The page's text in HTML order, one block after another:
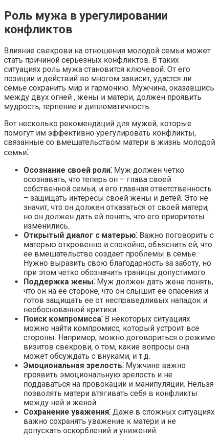
Роль мужа в урегулировании
конфликтов
Влияние свекрови на отношения молодой семьи может
стать причиной серьезных конфликтов.​ В таких
ситуациях роль мужа становится ключевой.​ От его
позиции и действий во многом зависит, удастся ли
семье сохранить мир и гармонию.​ Мужчина, оказавшись
между двух огней , жены и матери, должен проявить
мудрость, терпение и дипломатичность.​
Вот несколько рекомендаций для мужей, которые
помогут им эффективно урегулировать конфликты,
связанные со вмешательством матери в жизнь молодой
семьи⁚
Осознание своей роли⁚ Муж должен четко
осознавать, что теперь он – глава своей
собственной семьи, и его главная ответственность
– защищать интересы своей жены и детей.​ Это не
значит, что он должен отказаться от своей матери,
но он должен дать ей понять, что его приоритеты
изменились.​
Открытый диалог с матерью⁚ Важно поговорить с
матерью откровенно и спокойно, объяснить ей, что
ее вмешательство создает проблемы в семье.​
Нужно выразить свою благодарность за заботу, но
при этом четко обозначить границы допустимого.​
Поддержка жены⁚ Муж должен дать жене понять,
что он на ее стороне, что он слышит ее опасения и
готов защищать ее от несправедливых нападок и
необоснованной критики.​
Поиск компромисса⁚ В некоторых ситуациях
можно найти компромисс, который устроит все
стороны.​ Например, можно договориться о режиме
визитов свекрови, о том, какие вопросы она
может обсуждать с внуками, и т.​д.​
Эмоциональная зрелость⁚ Мужчине важно
проявить эмоциональную зрелость и не
поддаваться на провокации и манипуляции.​ Нельзя
позволять матери втягивать себя в конфликты
между ней и женой.​
Сохранение уважения⁚ Даже в сложных ситуациях
важно сохранять уважение к матери и не
допускать оскорблений и унижений.​